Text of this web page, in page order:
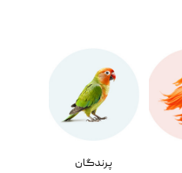
پرندگان